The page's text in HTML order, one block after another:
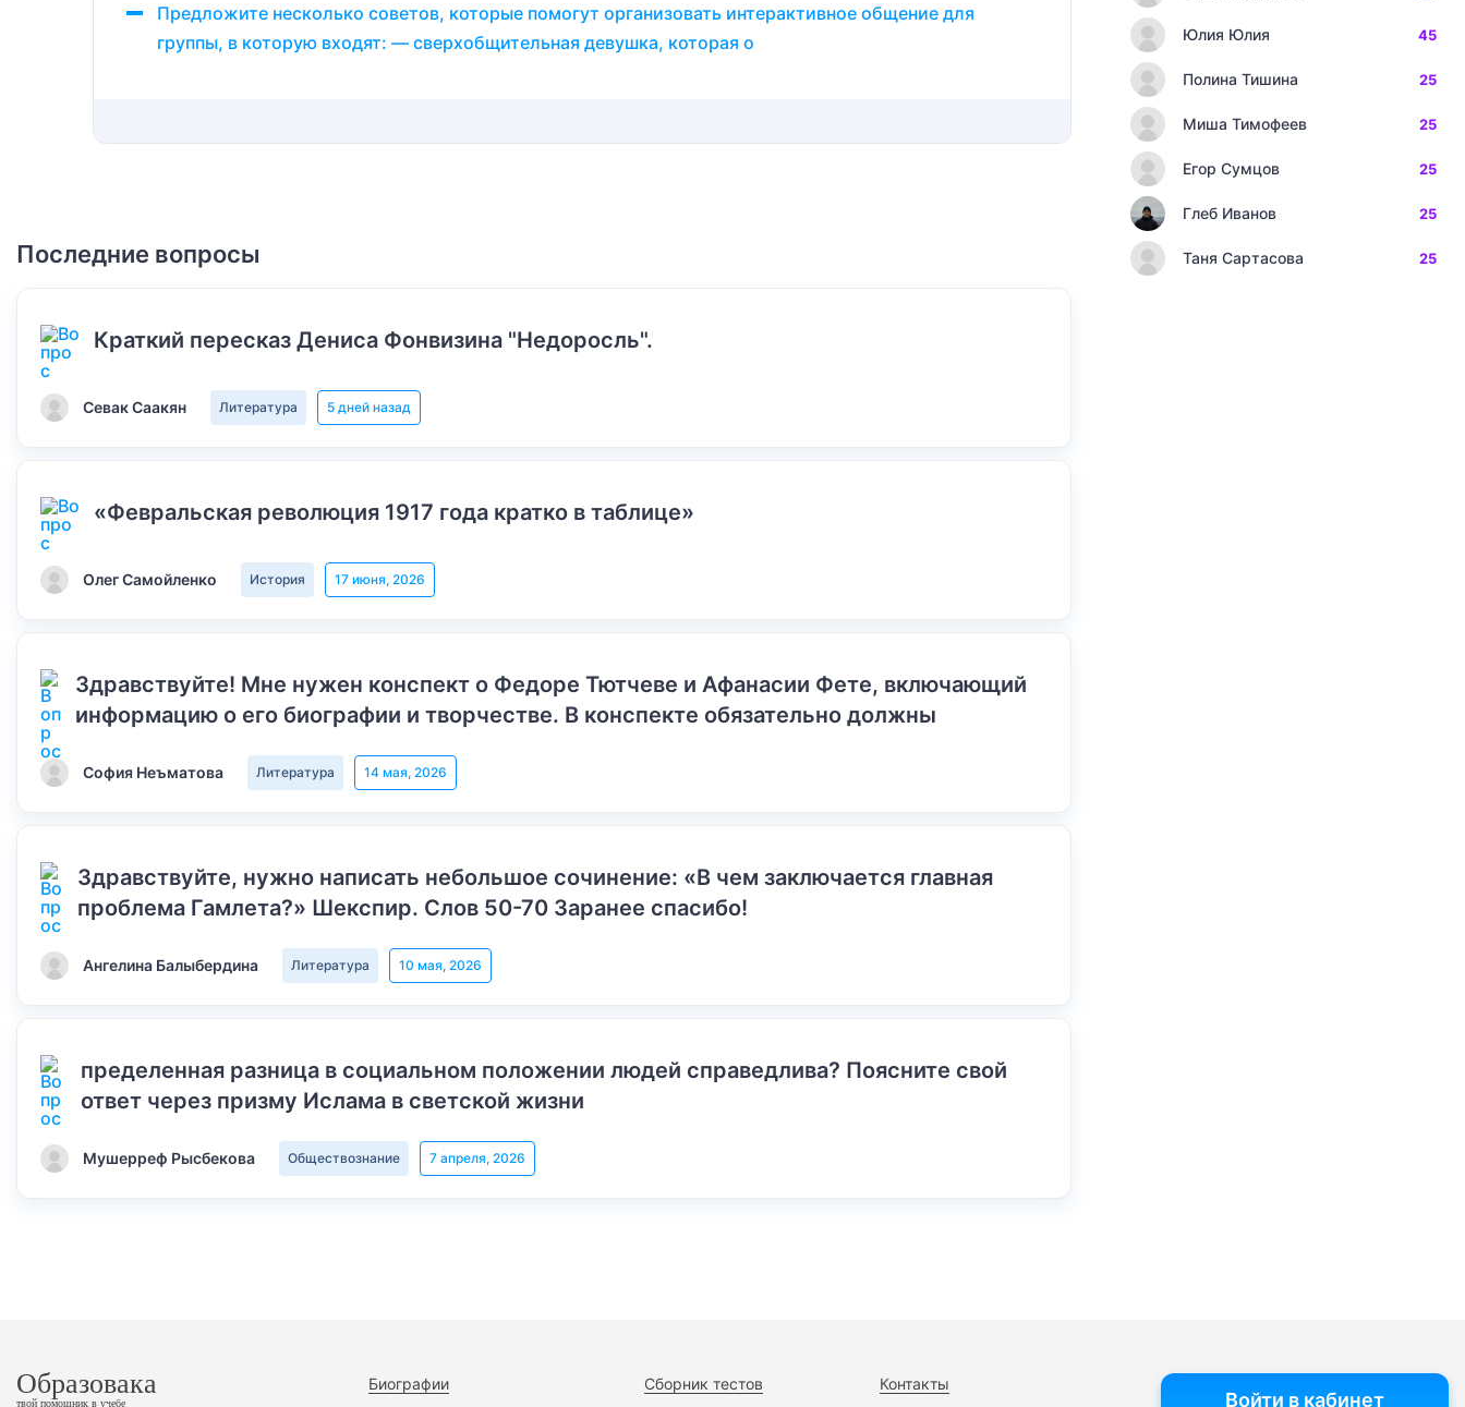
Предложите несколько советов, которые помогут организовать интерактивное общение для
группы, в которую входят: — сверхобщительная девушка, которая о
Последние вопросы
Краткий пересказ Дениса Фонвизина "Недоросль".
Севак Саакян Литература 5 дней назад
«Февральская революция 1917 года кратко в таблице»
Олег Самойленко История 17 июня, 2026
Здравствуйте! Мне нужен конспект о Федоре Тютчеве и Афанасии Фете, включающий
информацию о его биографии и творчестве. В конспекте обязательно должны
София Неъматова Литература 14 мая, 2026
Здравствуйте, нужно написать небольшое сочинение: «В чем заключается главная
проблема Гамлета?» Шекспир. Слов 50-70 Заранее спасибо!
Ангелина Балыбердина Литература 10 мая, 2026
пределенная разница в социальном положении людей справедлива? Поясните свой
ответ через призму Ислама в светской жизни
Мушерреф Рысбекова Обществознание 7 апреля, 2026
Юлия Юлия 45
Полина Тишина 25
Миша Тимофеев 25
Егор Сумцов 25
Глеб Иванов 25
Таня Сартасова 25
Образовака
твой помощник в учебе
Биографии Сборник тестов Контакты
Войти в кабинет